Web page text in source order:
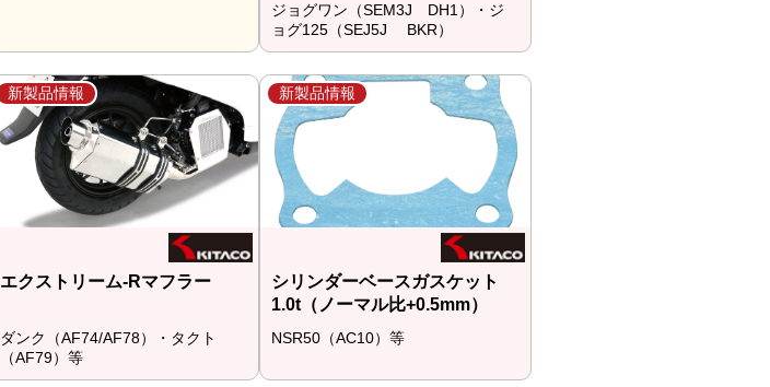
ジョグワン（SEM3J DH1）・ジ
ョグ125（SEJ5J BKR）
新製品情報
エクストリーム-Rマフラー
ダンク（AF74/AF78）・タクト
（AF79）等
新製品情報
シリンダーベースガスケット
1.0t（ノーマル比+0.5mm）
NSR50（AC10）等